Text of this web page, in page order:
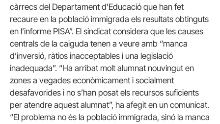
càrrecs del Departament d’Educació que han fet
recaure en la població immigrada els resultats obtinguts
en l’informe PISA”. El sindicat considera que les causes
centrals de la caiguda tenen a veure amb “manca
d’inversió, ràtios inacceptables i una legislació
inadequada”. “Ha arribat molt alumnat nouvingut en
zones a vegades econòmicament i socialment
desafavorides i no s’han posat els recursos suficients
per atendre aquest alumnat”, ha afegit en un comunicat.
“El problema no és la població immigrada, sinó la manca